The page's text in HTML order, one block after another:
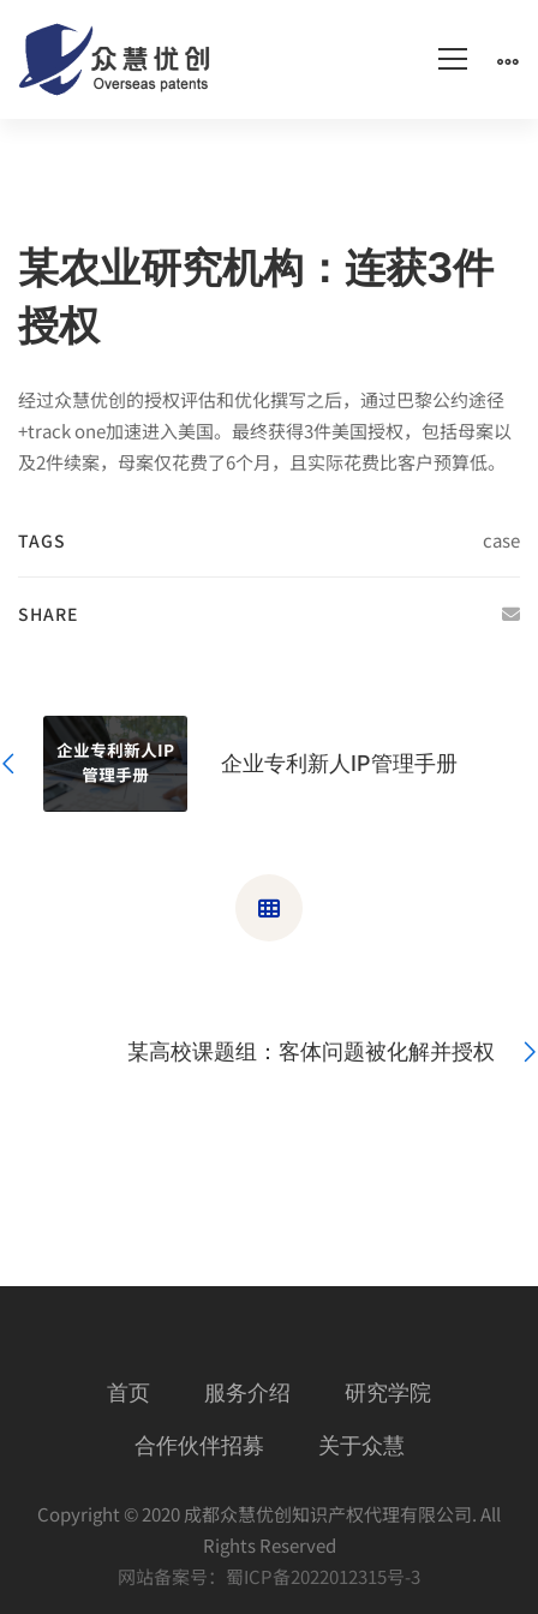
某
农
业
研
究
构：
某农业研究机构：连获3件
授权
经过众慧优创的授权评估和优化撰写之后，通过巴黎公约途径
+track one加速进入美国。最终获得3件美国授权，包括母案以
及2件续案，母案仅花费了6个月，且实际花费比客户预算低。
TAGS case
SHARE
企业专利新人IP管理手册
某高校课题组：客体问题被化解并授权
首页 服务介绍 研究学院
合作伙伴招募 关于众慧
Copyright © 2020 成都众慧优创知识产权代理有限公司. All
Rights Reserved
网站备案号： 蜀ICP备2022012315号-3